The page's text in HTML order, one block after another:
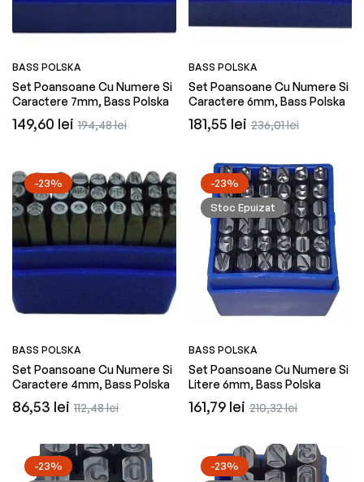
BASS POLSKA
Set Poansoane Cu Numere Si
Caractere 7mm, Bass Polska
Preț
149,60 lei Preț
194,48 lei
BASS POLSKA
Set Poansoane Cu Numere Si
Caractere 6mm, Bass Polska
Preț
181,55 leiPreț
236,01 lei
-23%
BASS POLSKA
Set Poansoane Cu Numere Si
Caractere 4mm, Bass Polska
Preț
86,53 lei Preț
112,48 lei
-23%
Stoc Epuizat
BASS POLSKA
Set Poansoane Cu Numere Si
Litere 6mm, Bass Polska
Preț
161,79 leiPreț
210,32 lei
-23%
-23%